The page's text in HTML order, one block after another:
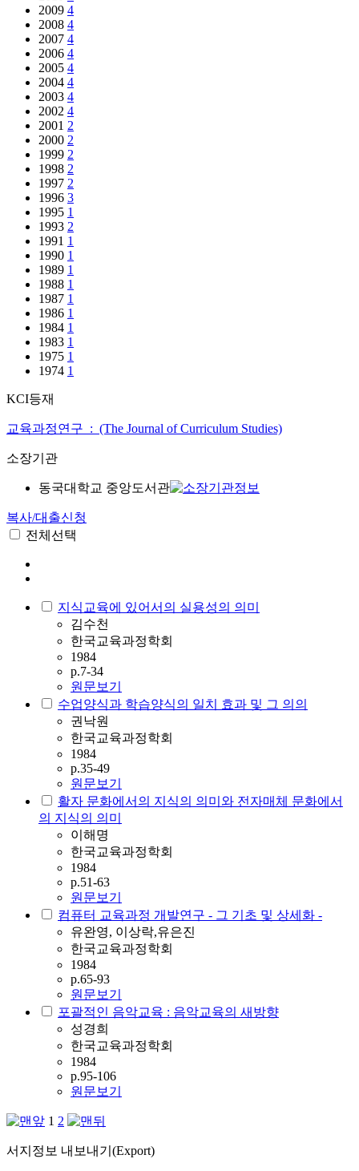
2009 4
2008 4
2007 4
2006 4
2005 4
2004 4
2003 4
2002 4
2001 2
2000 2
1999 2
1998 2
1997 2
1996 3
1995 1
1993 2
1991 1
1990 1
1989 1
1988 1
1987 1
1986 1
1984 1
1983 1
1975 1
1974 1
KCI등재
교육과정연구 : (The Journal of Curriculum Studies)
소장기관
동국대학교 중앙도서관
복사/대출신청
전체선택
지식교육에 있어서의 실용성의 의미
김수천
한국교육과정학회
1984
p.7-34
원문보기
수업양식과 학습양식의 일치 효과 및 그 의의
권낙원
한국교육과정학회
1984
p.35-49
원문보기
활자 문화에서의 지식의 의미와 전자매체 문화에서
의 지식의 의미
이해명
한국교육과정학회
1984
p.51-63
원문보기
컴퓨터 교육과정 개발연구 - 그 기초 및 상세화 -
유완영, 이상락,유은진
한국교육과정학회
1984
p.65-93
원문보기
포괄적인 음악교육 : 음악교육의 새방향
성경희
한국교육과정학회
1984
p.95-106
원문보기
1 2
서지정보 내보내기(Export)